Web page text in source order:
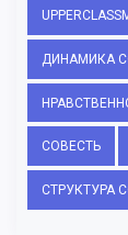
ДИНАМИКА
СОВЕСТЬ
СТРУКТУРА